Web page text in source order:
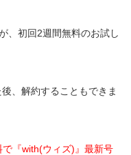
、初回2週間無料のお試し
、解約することもできま
で『with(ウィズ)』最新号